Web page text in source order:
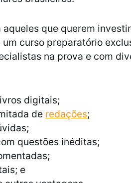
aqueles que querem
curso preparatório
na prova e com
digitais;
de redações;
questões inéditas;
e